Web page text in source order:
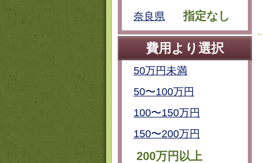
奈良県
指定なし
費用より選択
50万円未満
50〜100万円
100〜150万円
150〜200万円
200万円以上